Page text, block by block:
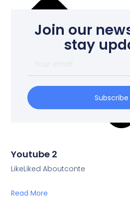
Join our
stay
Subscribe
Youtube 2
LikeLiked Aboutconte
Read More